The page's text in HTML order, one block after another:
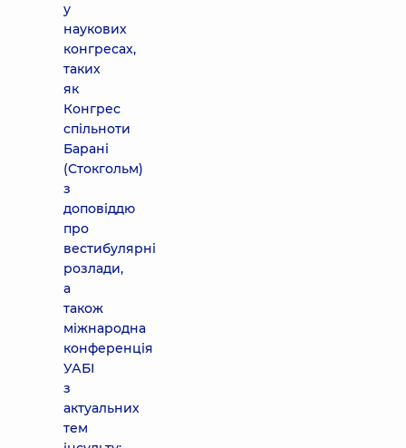
у
наукових
конгресах,
таких
як
Конгрес
спільноти
Барані
(Стокгольм)
з
доповіддю
про
вестибулярні
розлади,
а
також
міжнародна
конференція
УАБІ
з
актуальних
тем